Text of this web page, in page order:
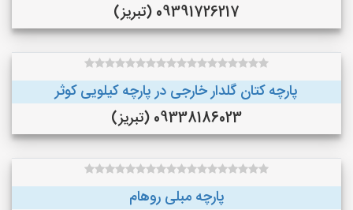
09391726217 (تبریز)
پارچه کتان گلدار خارجی در پارچه کیلویی کوثر
09338186023 (تبریز)
پارچه مبلی روهام